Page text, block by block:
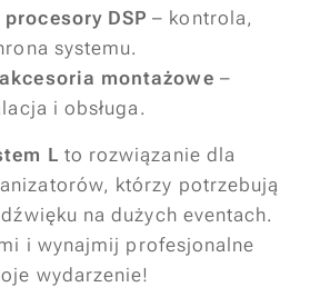
DSP – kontrola,
systemu.
montażowe –
i obsługa.
L to rozwiązanie dla
którzy potrzebują
na dużych eventach.
i wynajmij profesjonalne
wydarzenie!